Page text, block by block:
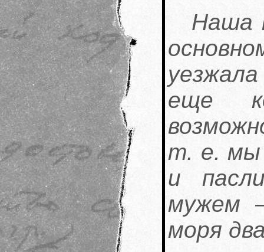
Наша
еще
т. е. мы
и
мужем
моря